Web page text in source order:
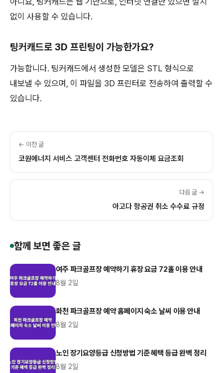
없이 사용할 수 있습니다.
팅커캐드로 3D 프린팅이 가능한가요?
가능합니다. 팅커캐드에서 생성한 모델은 STL 형식으로
내보낼 수 있으며, 이 파일을 3D 프린터로 전송하여 출력할 수
있습니다.
← 이전 글
코원에너지 서비스 고객센터 전화번호 자동이체 요금조회
다음 글 →
아고다 항공권 취소 수수료 규정
함께 보면 좋은 글
여주 파크골프장 예약하기 휴장 요금 72홀 이용 안내
8월 2일
화천 파크골프장 예약 홈페이지 숙소 날씨 이용 안내
8월 2일
노인 장기요양등급 신청방법 기준 혜택 등급 완벽 정리
8월 2일